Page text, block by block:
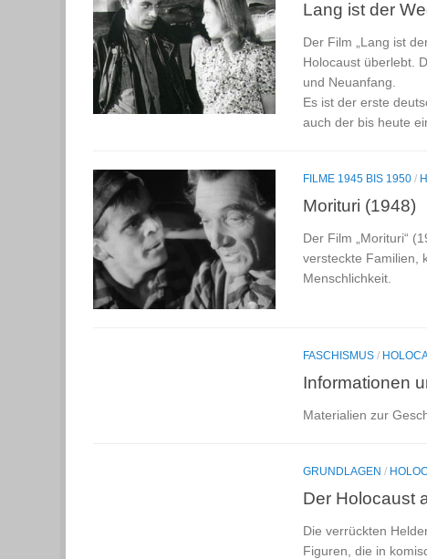
Lang ist der
Der Film „Lang ist
Holocaust überlebt.
und Neuanfang.
Es ist der erste
auch der bis heute
FILME 1945 BIS 1950 /
Morituri (1948)
Der Film „Morituri“
versteckte Familien,
Menschlichkeit.
FASCHISMUS /
Informationen
Materialien zur
GRUNDLAGEN /
Der Holocaust
Die verrückten
Figuren, die in